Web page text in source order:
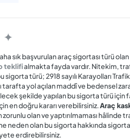
sık başvurulan araç sigortası türü
teklifialmakta fayda vardır. Nitekim,
sigorta türü; 2918 sayılı Karayolları
tarafta yol açılan maddî ve bedensel
şekilde yapılan bu sigorta türü
en doğru kararı verebilirsiniz.Araç
olan ve yaptırılmaması hâlinde
neden olan bu sigorta hakkında
erdirebilirsiniz.